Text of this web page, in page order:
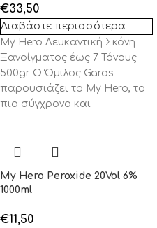
€33,50
Διαβάστε περισσότερα
My Hero Λευκαντική Σκόνη
Ξανοίγματος έως 7 Τόνους
500gr Ο Όμιλος Garos
παρουσιάζει το My Hero, το
πιο σύγχρονο και
My Hero Peroxide 20Vol 6%
1000ml
€11,50